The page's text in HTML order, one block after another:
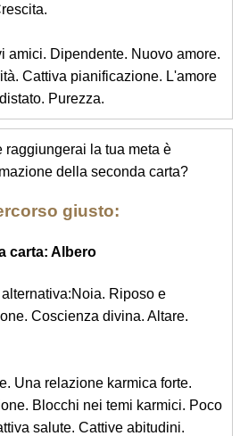
amici. Dipendente. Nuovo amore.
Cattiva pianificazione. L'amore
Purezza.
raggiungerai la tua meta è
della seconda carta?
giusto:
carta: Albero
Riposo e
Coscienza divina. Altare.
Una relazione karmica forte.
Blocchi nei temi karmici. Poco
salute. Cattive abitudini.